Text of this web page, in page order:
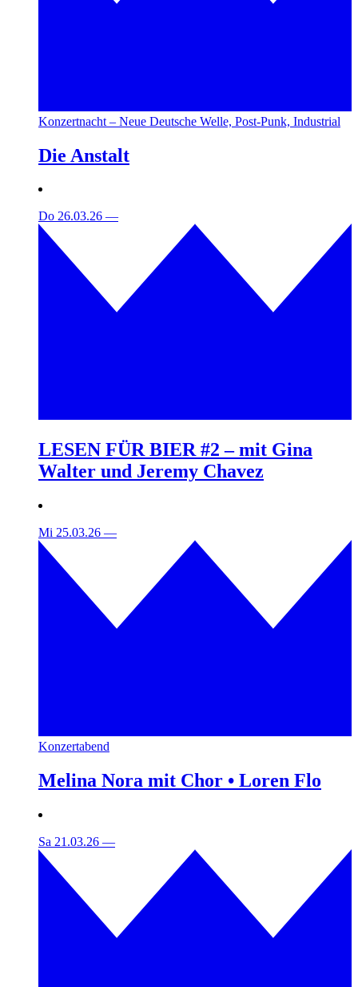
Konzertnacht – Neue Deutsche Welle, Post-Punk, Industrial
Die Anstalt
Do 26.03.26 —
LESEN FÜR BIER #2 – mit Gina
Walter und Jeremy Chavez
Mi 25.03.26 —
Konzertabend
Melina Nora mit Chor • Loren Flo
Sa 21.03.26 —